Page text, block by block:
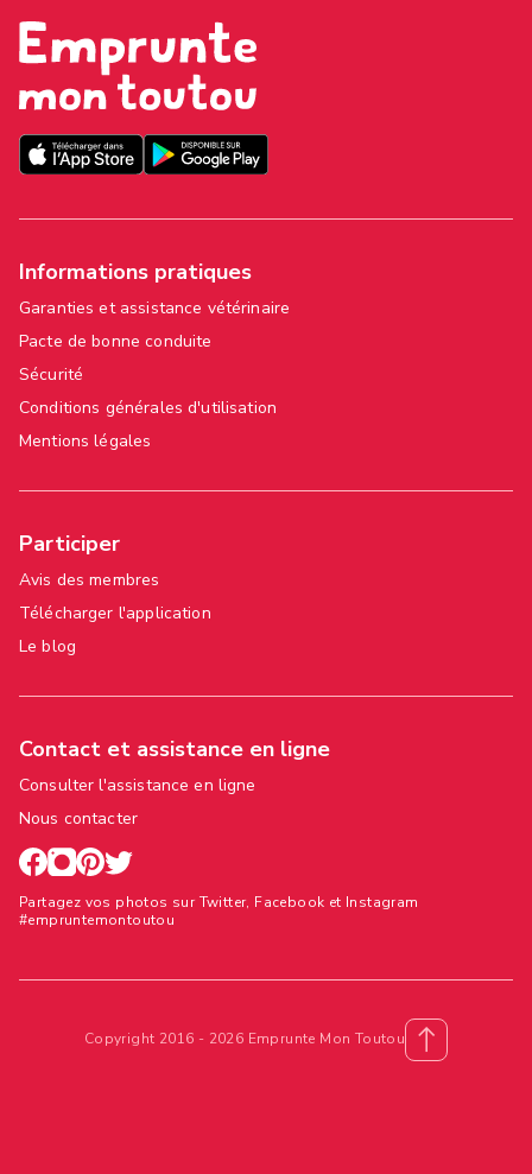
Informations pratiques
Garanties et assistance vétérinaire
Pacte de bonne conduite
Sécurité
Conditions générales d'utilisation
Mentions légales
Participer
Avis des membres
Télécharger l'application
Le blog
Contact et assistance en ligne
Consulter l'assistance en ligne
Nous contacter
Partagez vos photos sur Twitter, Facebook et Instagram
#empruntemontoutou
Copyright 2016 - 2026 Emprunte Mon Toutou